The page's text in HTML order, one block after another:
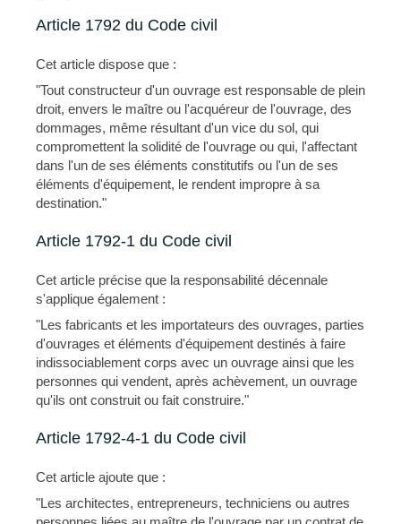
Article 1792 du Code civil
Cet article dispose que :
"Tout constructeur d'un ouvrage est responsable de plein
droit, envers le maître ou l'acquéreur de l'ouvrage, des
dommages, même résultant d'un vice du sol, qui
compromettent la solidité de l'ouvrage ou qui, l'affectant
dans l'un de ses éléments constitutifs ou l'un de ses
éléments d'équipement, le rendent impropre à sa
destination."
Article 1792-1 du Code civil
Cet article précise que la responsabilité décennale
s'applique également :
"Les fabricants et les importateurs des ouvrages, parties
d'ouvrages et éléments d'équipement destinés à faire
indissociablement corps avec un ouvrage ainsi que les
personnes qui vendent, après achèvement, un ouvrage
qu'ils ont construit ou fait construire."
Article 1792-4-1 du Code civil
Cet article ajoute que :
"Les architectes, entrepreneurs, techniciens ou autres